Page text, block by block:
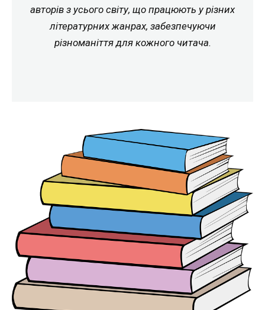
авторів з усього світу, що працюють у різних
літературних жанрах, забезпечуючи
різноманіття для кожного читача.